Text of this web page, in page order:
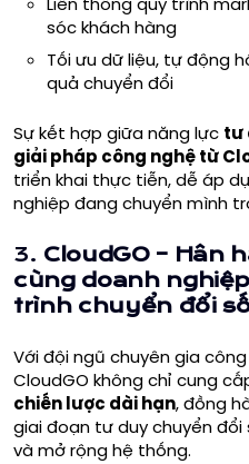
sóc khách hàng
Tối ưu dữ liệu, tự động
quả chuyển đổi
Sự kết hợp giữa năng lực tư
giải pháp công nghệ từ
triển khai thực tiễn, dễ áp
nghiệp đang chuyển mình
3. CloudGO – Hân
cùng doanh
trình chuyển đổi
Với đội ngũ chuyên gia
CloudGO không chỉ cung
chiến lược dài hạn, đồng
giai đoạn tư duy chuyển đổi
và mở rộng hệ thống.